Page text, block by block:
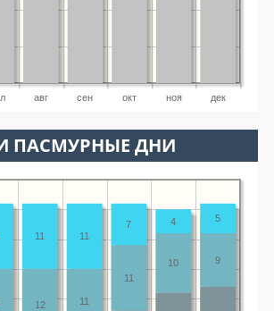
авг сен окт ноя дек
ПАСМУРНЫЕ ДНИ
9
10
11
11
12
5
4
7
11
11